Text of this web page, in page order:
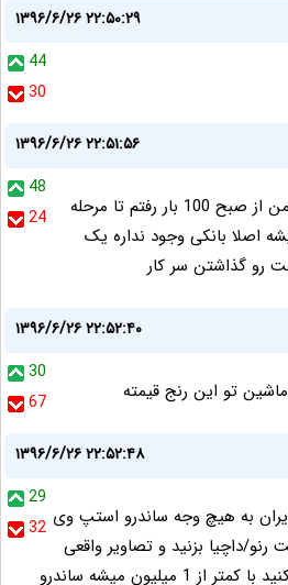
۱۳۹۶/۶/۲۶ ۲۲:۵۰:۲۹
44
30
۱۳۹۶/۶/۲۶ ۲۲:۵۱:۵۶
48
24
چقدر راحت دروغ میگین.. من از صبح 100 بار رفتم تا مرحله
اصلا بانکی وجود نداره یک
رو گذاشتن سر کار
۱۳۹۶/۶/۲۶ ۲۲:۵۲:۴۰
30
67
تو این رنج قیمته
۱۳۹۶/۶/۲۶ ۲۲:۵۲:۴۸
29
32 به هیچ وجه ساندرو استپ وی
داچیا بزنید و تصاویر واقعی
این ماشین رو ببینید. باور کنید با کمتر از 1 میلیون میشه ساندرو